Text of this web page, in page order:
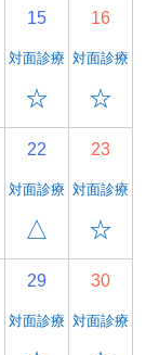
15
対面診療
☆
16
対面診療
☆
22
対面診療
△
23
対面診療
☆
29
対面診療
30
対面診療